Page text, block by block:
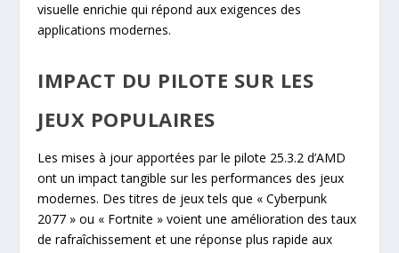
visuelle enrichie qui répond aux exigences des
applications modernes.
IMPACT DU PILOTE SUR LES
JEUX POPULAIRES
Les mises à jour apportées par le pilote 25.3.2 d’AMD
ont un impact tangible sur les performances des jeux
modernes. Des titres de jeux tels que « Cyberpunk
2077 » ou « Fortnite » voient une amélioration des taux
de rafraîchissement et une réponse plus rapide aux